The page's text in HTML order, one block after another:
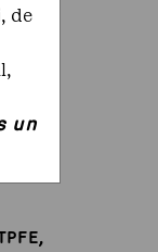
, de
un